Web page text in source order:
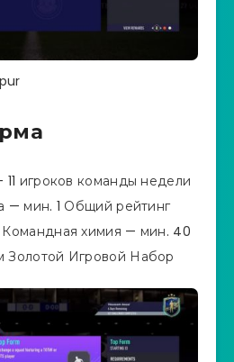
игроков команды недели
— мин. 1 Общий рейтинг
химия — мин. 40
Игровой Набор